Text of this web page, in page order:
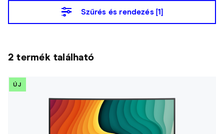
Szűrés és rendezés [1]
2 termék található
ÚJ